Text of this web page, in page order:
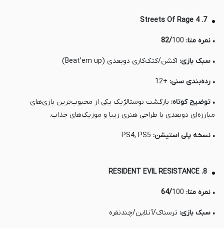
7. Streets Of Rage 4
• نمره متا: 82/100
• سبک بازی:اکشن/کتک‌کاری دوبعدی (Beat’em up)
• رده‌بندی سنی:+12
• توضیح کوتاه: بازگشت نوستالژیک یکی از محبوب‌ترین بازی‌های
مبارزه‌ای دوبعدی با طراحی هنری زیبا و موزیک‌های جذاب.
• نسخه پلی استیشن: PS4, PS5
8. RESIDENT EVIL RESISTANCE
• نمره متا: 64/100
• سبک بازی: ترسناک/آنلاین/چندنفره